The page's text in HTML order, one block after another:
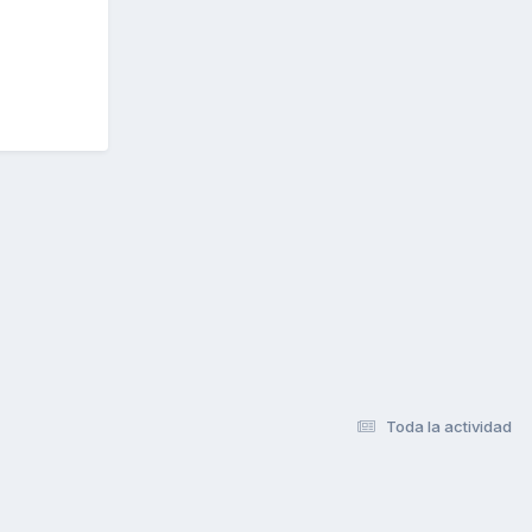
Toda la actividad